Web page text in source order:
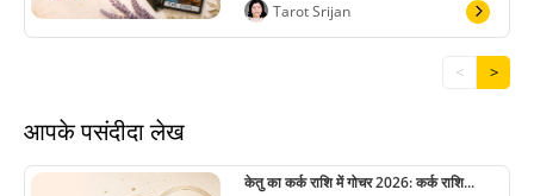
Tarot Srijan
< >
आपके पसंदीदा लेख
केतु का कर्क राशि में गोचर 2026: कर्क राशि...